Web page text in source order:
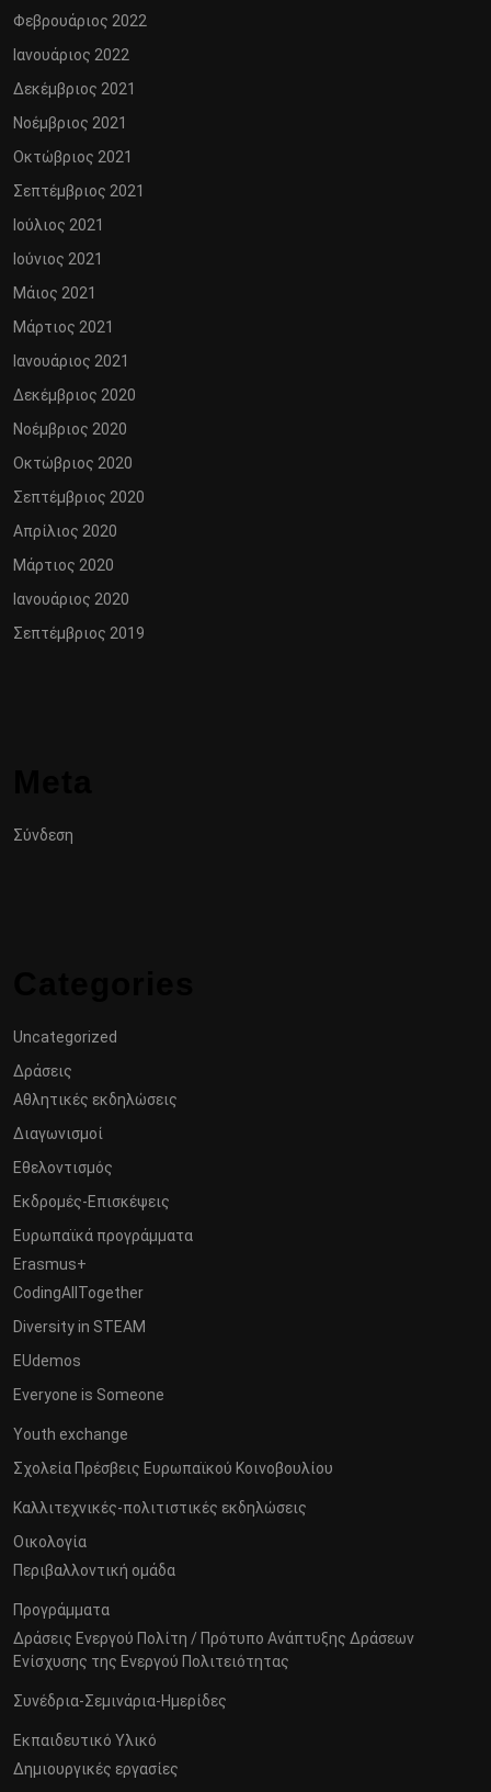
Φεβρουάριος 2022
Ιανουάριος 2022
Δεκέμβριος 2021
Νοέμβριος 2021
Οκτώβριος 2021
Σεπτέμβριος 2021
Ιούλιος 2021
Ιούνιος 2021
Μάιος 2021
Μάρτιος 2021
Ιανουάριος 2021
Δεκέμβριος 2020
Νοέμβριος 2020
Οκτώβριος 2020
Σεπτέμβριος 2020
Απρίλιος 2020
Μάρτιος 2020
Ιανουάριος 2020
Σεπτέμβριος 2019
Σύνδεση
Uncategorized
Δράσεις
Αθλητικές εκδηλώσεις
Διαγωνισμοί
Εθελοντισμός
Εκδρομές-Επισκέψεις
Ευρωπαϊκά προγράμματα
Erasmus+
CodingAllTogether
Diversity in STEAM
EUdemos
Everyone is Someone
Youth exchange
Σχολεία Πρέσβεις Ευρωπαϊκού Κοινοβουλίου
Καλλιτεχνικές-πολιτιστικές εκδηλώσεις
Οικολογία
Περιβαλλοντική ομάδα
Προγράμματα
Δράσεις Ενεργού Πολίτη / Πρότυπο Ανάπτυξης Δράσεων
Ενίσχυσης της Ενεργού Πολιτειότητας
Συνέδρια-Σεμινάρια-Ημερίδες
Εκπαιδευτικό Υλικό
Δημιουργικές εργασίες